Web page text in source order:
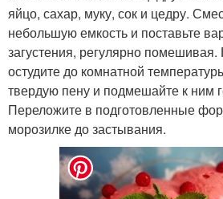
яйцо, сахар, муку, сок и цедру.
небольшую емкость и поставьте
загустения, регулярно
остудите до комнатной
твердую пену и подмешайте к ним
Переложите в подготовленные
морозилке до застывания.